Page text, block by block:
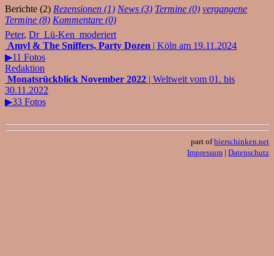
Berichte (2) Rezensionen (1) News (3) Termine (0) vergangene
Termine (8) Kommentare (0)
Peter, Dr_Lü-Ken_moderiert
Amyl & The Sniffers, Party Dozen | Köln am 19.11.2024
▶11 Fotos
Redaktion
Monatsrückblick November 2022 | Weltweit vom 01. bis
30.11.2022
▶33 Fotos
part ofbierschinken.net
Impressum | Datenschutz